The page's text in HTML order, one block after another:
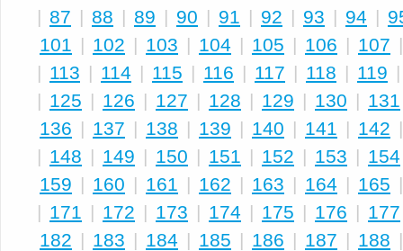
| 87 | 88 | 89 | 90 | 91 | 92 | 93 | 94 |
101 | 102 | 103 | 104 | 105 | 106 | 107
| 113 | 114 | 115 | 116 | 117 | 118 | 119
| 125 | 126 | 127 | 128 | 129 | 130 | 131
136 | 137 | 138 | 139 | 140 | 141 | 142
| 148 | 149 | 150 | 151 | 152 | 153 | 154
159 | 160 | 161 | 162 | 163 | 164 | 165
| 171 | 172 | 173 | 174 | 175 | 176 | 177
182 | 183 | 184 | 185 | 186 | 187 | 188